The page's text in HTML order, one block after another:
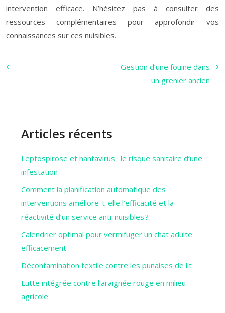
intervention efficace. N’hésitez pas à consulter des
ressources complémentaires pour approfondir vos
connaissances sur ces nuisibles.
Gestion d’une fouine dans
un grenier ancien
Articles récents
Leptospirose et hantavirus : le risque sanitaire d’une
infestation
Comment la planification automatique des
interventions améliore-t-elle l’efficacité et la
réactivité d’un service anti-nuisibles ?
Calendrier optimal pour vermifuger un chat adulte
efficacement
Décontamination textile contre les punaises de lit
Lutte intégrée contre l’araignée rouge en milieu
agricole